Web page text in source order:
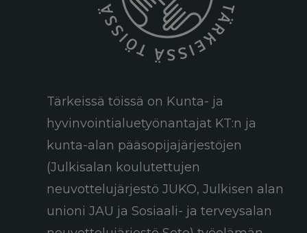
Tärkeissä töissä on Kunta- ja
hyvinvointialuetyönantajat KT:n ja
kunta-alan pääsopijajärjestöjen
(Julkisalan koulutettujen
neuvottelujärjestö JUKO, Julkisen alan
unioni JAU ja Sosiaali- ja terveysalan